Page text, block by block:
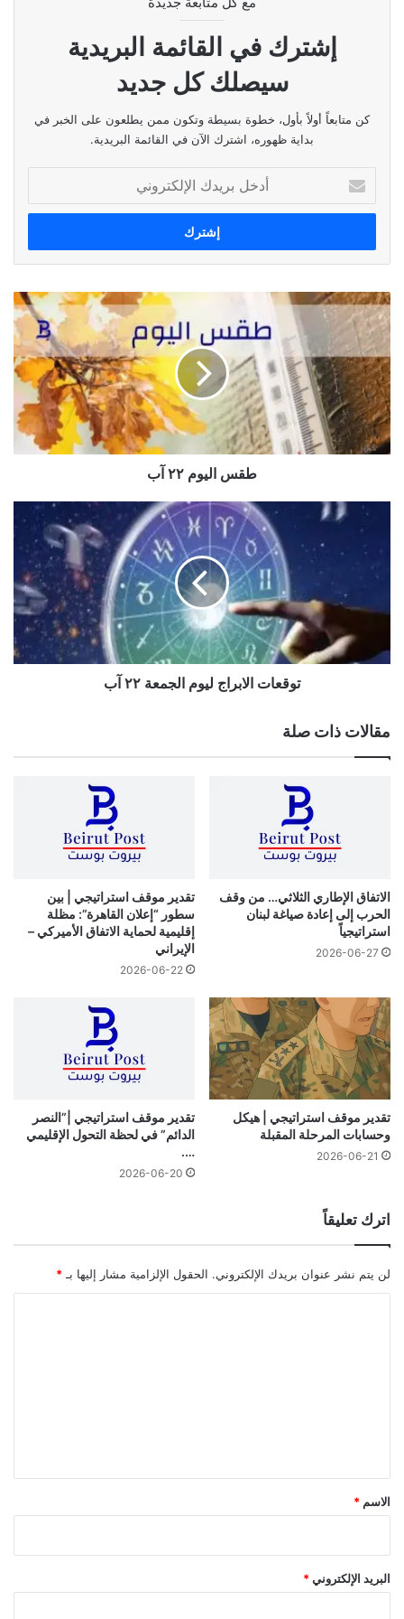
إشترك في القائمة البريدية
سيصلك كل جديد
كن متابعاً أولاً بأول، خطوة بسيطة وتكون ممن يطلعون على الخبر في
بداية ظهوره، اشترك الآن في القائمة البريدية.
بريدك
الإلكتروني
طقس
اليوم
آب
طقس اليوم ٢٢ آب
توقعات
الابراج
الجمعة
توقعات الابراج ليوم الجمعة ٢٢ آب
مقالات ذات صلة
الاتفاق الإطاري الثلاثي… من وقف
الحرب إلى إعادة صياغة لبنان
استراتيجياً
2026-06-27
تقدير موقف استراتيجي | بين
سطور “إعلان القاهرة”: مظلة
إقليمية لحماية الاتفاق الأميركي –
الإيراني
2026-06-22
تقدير موقف استراتيجي | هيكل
وحسابات المرحلة المقبلة
2026-06-21
تقدير موقف استراتيجي |”النصر
الدائم” في لحظة التحول الإقليمي
….
2026-06-20
اترك تعليقاً
لن يتم نشر عنوان بريدك الإلكتروني. الحقول الإلزامية مشار إليها بـ *
*
الاسم *
البريد الإلكتروني*